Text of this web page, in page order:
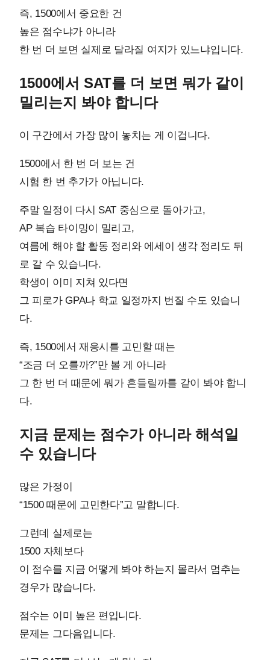
즉, 1500에서 중요한 건
높은 점수냐가 아니라
한 번 더 보면 실제로 달라질 여지가 있느냐입니다.
1500에서 SAT를 더 보면 뭐가 같이
밀리는지 봐야 합니다
이 구간에서 가장 많이 놓치는 게 이겁니다.
1500에서 한 번 더 보는 건
시험 한 번 추가가 아닙니다.
주말 일정이 다시 SAT 중심으로 돌아가고,
AP 복습 타이밍이 밀리고,
여름에 해야 할 활동 정리와 에세이 생각 정리도 뒤
로 갈 수 있습니다.
학생이 이미 지쳐 있다면
그 피로가 GPA나 학교 일정까지 번질 수도 있습니
다.
즉, 1500에서 재응시를 고민할 때는
“조금 더 오를까?”만 볼 게 아니라
그 한 번 더 때문에 뭐가 흔들릴까를 같이 봐야 합니
다.
지금 문제는 점수가 아니라 해석일
수 있습니다
많은 가정이
“1500 때문에 고민한다”고 말합니다.
그런데 실제로는
1500 자체보다
이 점수를 지금 어떻게 봐야 하는지 몰라서 멈추는
경우가 많습니다.
점수는 이미 높은 편입니다.
문제는 그다음입니다.